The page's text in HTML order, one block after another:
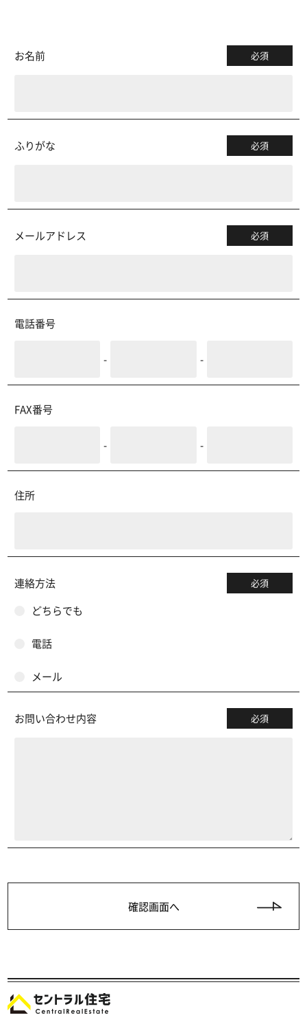
お名前 必須
ふりがな 必須
メールアドレス 必須
電話番号
- -
FAX番号
- -
住所
連絡方法 必須
どちらでも
電話
メール
お問い合わせ内容 必須